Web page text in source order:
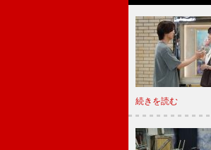
続きを読む